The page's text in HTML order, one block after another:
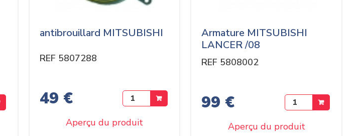
antibrouillard MITSUBISHI
REF 5807288
49 €
Aperçu du produit
Armature MITSUBISHI
LANCER /08
REF 5808002
99 €
Aperçu du produit